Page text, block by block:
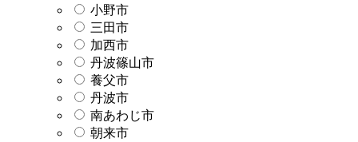
小野市
三田市
加西市
丹波篠山市
養父市
丹波市
南あわじ市
朝来市